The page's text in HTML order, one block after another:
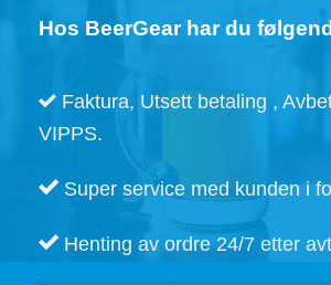
Hos BeerGear har du
Faktura, Utsett betaling ,
VIPPS.
Super service med kunden i
Henting av ordre 24/7 etter